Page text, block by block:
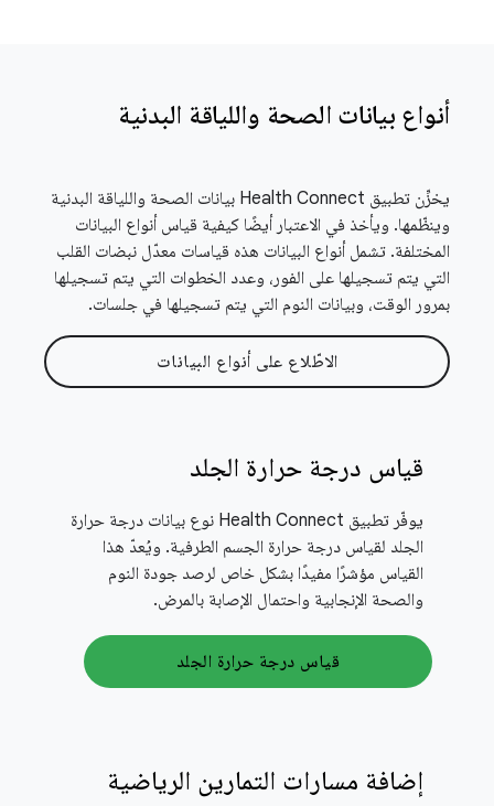
أنواع بيانات الصحة واللياقة البدنية
يخزِّن تطبيق Health Connect بيانات الصحة واللياقة البدنية
وينظّمها. ويأخذ في الاعتبار أيضًا كيفية قياس أنواع البيانات
المختلفة. تشمل أنواع البيانات هذه قياسات معدّل نبضات القلب
التي يتم تسجيلها على الفور، وعدد الخطوات التي يتم تسجيلها
بمرور الوقت، وبيانات النوم التي يتم تسجيلها في جلسات.
الاطّلاع على أنواع البيانات
قياس درجة حرارة الجلد
يوفّر تطبيق Health Connect نوع بيانات درجة حرارة
الجلد لقياس درجة حرارة الجسم الطرفية. ويُعدّ هذا
القياس مؤشرًا مفيدًا بشكل خاص لرصد جودة النوم
والصحة الإنجابية واحتمال الإصابة بالمرض.
قياس درجة حرارة الجلد
إضافة مسارات التمارين الرياضية